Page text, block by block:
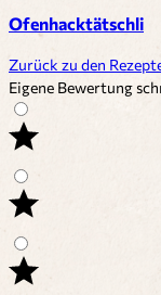
Ofenhacktätschli
Zurück zu den
Eigene Bewertung